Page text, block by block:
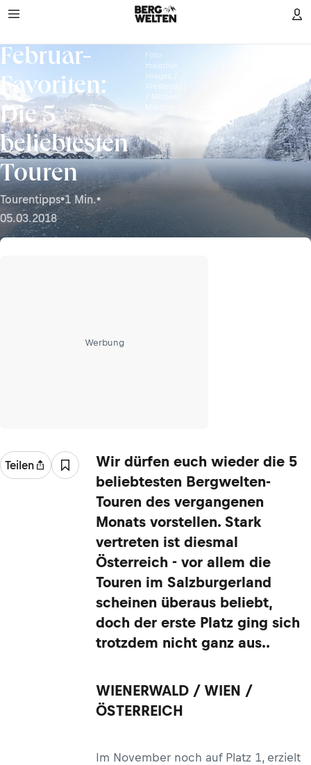
Februar-
Favoriten:
Die 5
beliebtesten
Touren
Tourentipps•1 Min.•
05.03.2018
Foto:
mauritius
images /
Westend61
Werbung
Teilen
Wir dürfen euch wieder die 5
beliebtesten Bergwelten-
Touren des vergangenen
Monats vorstellen. Stark
vertreten ist diesmal
Österreich - vor allem die
Touren im Salzburgerland
scheinen überaus beliebt,
doch der erste Platz ging sich
trotzdem nicht ganz aus..
WIENERWALD / WIEN /
ÖSTERREICH
Im November noch auf Platz 1, erzielt